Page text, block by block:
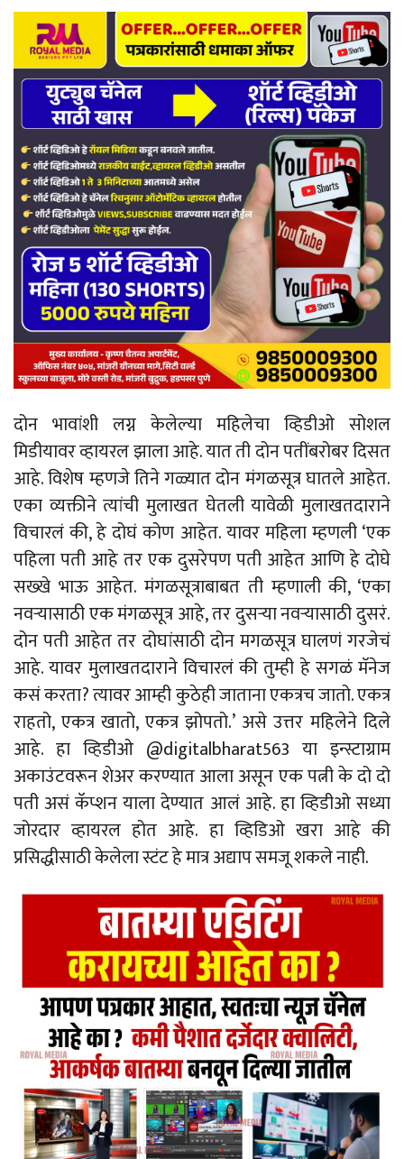
दोन भावांशी लग्न केलेल्या महिलेचा व्हिडीओ सोशल
मिडीयावर व्हायरल झाला आहे. यात ती दोन पतींबरोबर दिसत
आहे. विशेष म्हणजे तिने गळ्यात दोन मंगळसूत्र घातले आहेत.
एका व्यक्तीने त्यांची मुलाखत घेतली यावेळी मुलाखतदाराने
विचारलं की, हे दोघं कोण आहेत. यावर महिला म्हणली ‘एक
पहिला पती आहे तर एक दुसरेपण पती आहेत आणि हे दोघे
सख्खे भाऊ आहेत. मंगळसूत्राबाबत ती म्हणाली की, ‘एका
नवऱ्यासाठी एक मंगळसूत्र आहे, तर दुसऱ्या नवऱ्यासाठी दुसरं.
दोन पती आहेत तर दोघांसाठी दोन मगळसूत्र घालणं गरजेचं
आहे. यावर मुलाखतदाराने विचारलं की तुम्ही हे सगळं मॅनेज
कसं करता? त्यावर आम्ही कुठेही जाताना एकत्रच जातो. एकत्र
राहतो, एकत्र खातो, एकत्र झोपतो.’ असे उत्तर महिलेने दिले
आहे. हा व्हिडीओ @digitalbharat563 या इन्स्टाग्राम
अकाउंटवरून शेअर करण्यात आला असून एक पत्नी के दो दो
पती असं कॅप्शन याला देण्यात आलं आहे. हा व्हिडीओ सध्या
जोरदार व्हायरल होत आहे. हा व्हिडिओ खरा आहे की
प्रसिद्धीसाठी केलेला स्टंट हे मात्र अद्याप समजू शकले नाही.